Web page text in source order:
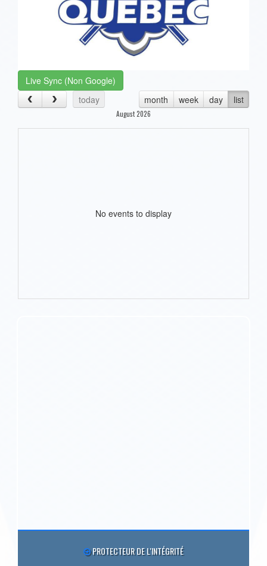
Live Sync (Non Google)
today
month week day list
August 2026
No events to display
PROTECTEUR DE L'INTÉGRITÉ